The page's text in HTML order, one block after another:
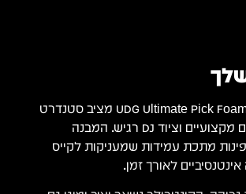
ה־UDG Ultimate Pick Foam Flight Case AlphaTheta DDJ-GRV6 Black מציב סטנדרט
גבוה במיוחד בכל הקשור להגנה על קונטרולרים מקצועיים וציוד DJ רגיש. המבנה
מתכת עמידות שמעניקות לקייס
לאורך זמן.